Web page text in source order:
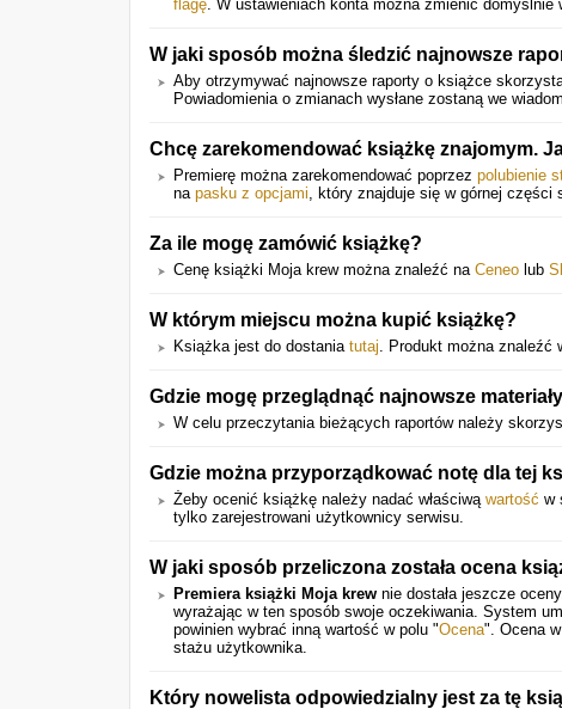
flagę. W ustawieniach konta można zmienić
W jaki sposób można śledzić najnowsze
Aby otrzymywać najnowsze raporty o książce
Powiadomienia o zmianach wysłane zostaną we
Chcę zarekomendować książkę znajomym.
Premierę można zarekomendować poprzez polubienie
na pasku z opcjami, który znajduje się w górnej części
Za ile mogę zamówić książkę?
Cenę książki Moja krew można znaleźć na Ceneo lub
W którym miejscu można kupić książkę?
Książka jest do dostania tutaj. Produkt można znaleźć
Gdzie mogę przeglądnąć najnowsze
W celu przeczytania bieżących raportów należy
Gdzie można przyporządkować notę dla tej
Żeby ocenić książkę należy nadać właściwą wartość w
tylko zarejestrowani użytkownicy serwisu.
W jaki sposób przeliczona została ocena
Premiera książki Moja krew nie dostała jeszcze
wyrażając w ten sposób swoje oczekiwania. System
powinien wybrać inną wartość w polu "Ocena". Ocena
stażu użytkownika.
Który nowelista odpowiedzialny jest za tę